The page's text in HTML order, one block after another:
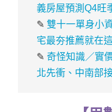
義房屋預測Q4旺
✎雙十一單身小
宅最夯推薦就在
✎奇怪知識／實
北先衝、中南部